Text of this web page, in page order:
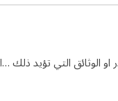
التي تؤيد ذلك